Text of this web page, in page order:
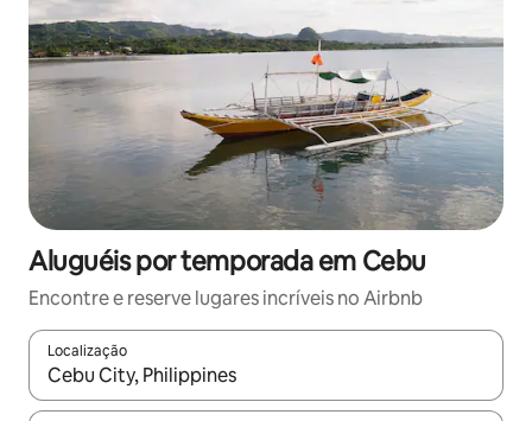
Aluguéis por temporada em Cebu
Encontre e reserve lugares incríveis no Airbnb
Localização
Quando os resultados estiverem disponíveis, explore-os